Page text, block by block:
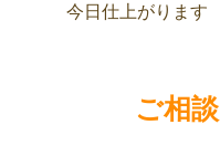
今日仕上がります
ご相